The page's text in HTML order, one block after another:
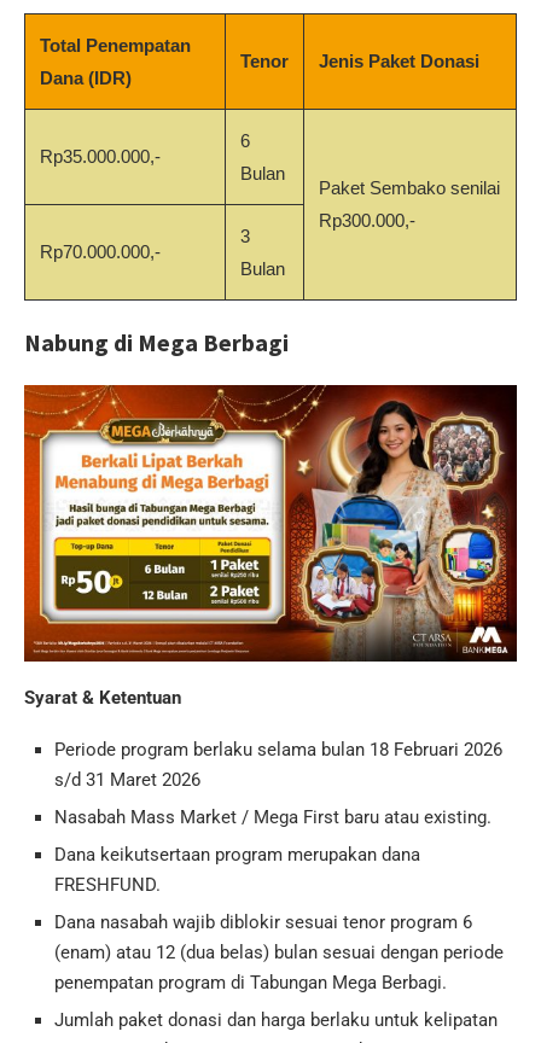
Total Penempatan
Dana (IDR)
Tenor Jenis Paket Donasi
Rp35.000.000,-
6
Bulan
Paket Sembako senilai
Rp300.000,-
Rp70.000.000,-
3
Bulan
Nabung di Mega Berbagi
Syarat & Ketentuan
Periode program berlaku selama bulan 18 Februari 2026
s/d 31 Maret 2026
Nasabah Mass Market / Mega First baru atau existing.
Dana keikutsertaan program merupakan dana
FRESHFUND.
Dana nasabah wajib diblokir sesuai tenor program 6
(enam) atau 12 (dua belas) bulan sesuai dengan periode
penempatan program di Tabungan Mega Berbagi.
Jumlah paket donasi dan harga berlaku untuk kelipatan